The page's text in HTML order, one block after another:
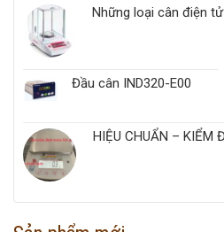
Những loại cân điện
Đầu cân IND320-E00
HIỆU CHUẨN – KIỂM